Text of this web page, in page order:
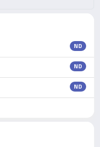
ND
ND
ND